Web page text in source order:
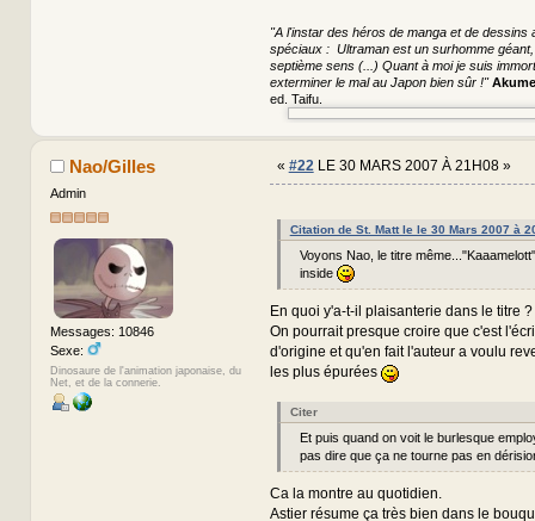
"A l'instar des héros de manga et de dessins
spéciaux : Ultraman est un surhomme
septième sens (...) Quant à moi je suis
exterminer le mal au Japon bien sûr !"
ed. Taifu.
Nao/Gilles
Admin
Messages: 10846
Sexe:
Dinosaure de l'animation japonaise, du
Net, et de la connerie.
« #22LE 30 MARS 2007 À 21H08 »
Citation de St. Matt le le 30 Mars 2007 à
Voyons Nao, le titre
inside
En quoi y'a-t-il plaisanterie dans le titre ?
On pourrait presque croire que c'est
d'origine et qu'en fait l'auteur a voulu
les plus épurées
Citer
Et puis quand on voit le burlesque
pas dire que ça ne tourne pas en
Ca la montre au quotidien.
Astier résume ça très bien dans le